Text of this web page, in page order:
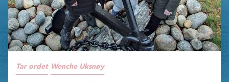
Tar ordet Wenche Uksnøy